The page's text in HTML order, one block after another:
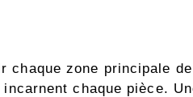
chaque zone principale
chaque pièce.